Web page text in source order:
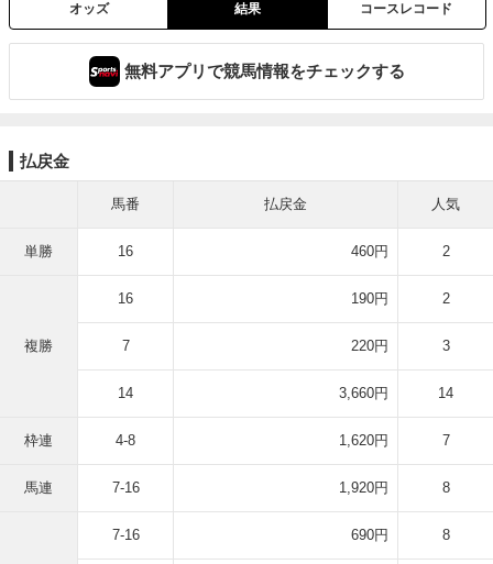
オッズ 結果 コースレコード
無料アプリで競馬情報をチェックする
払戻金
馬番 払戻金 人気
単勝 16 460円 2
複勝
16 190円 2
7 220円 3
14 3,660円 14
枠連 4-8 1,620円 7
馬連 7-16 1,920円 8
7-16 690円 8